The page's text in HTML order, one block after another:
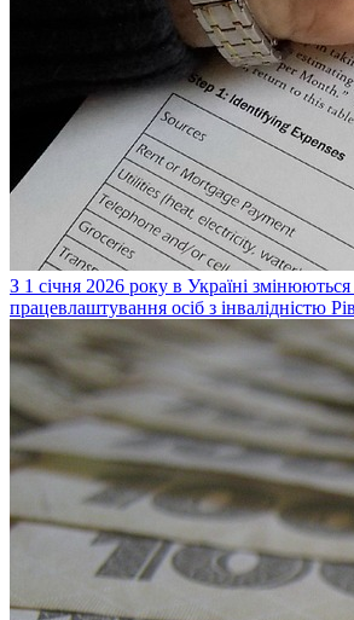
З 1 січня 2026 року в Україні
працевлаштування осіб з інвалідністю